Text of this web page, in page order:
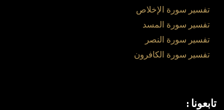
تفسير سورة الإخلاص
تفسير سورة المسد
تفسير سورة النصر
تفسير سورة الكافرون
تابعونا :